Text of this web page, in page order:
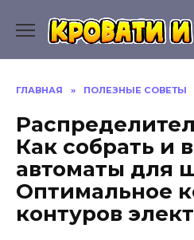
содержанию
ГЛАВНАЯ » ПОЛЕЗНЫЕ СОВЕТЫ
Как собрать и
автоматы для
Оптимальное
контуров